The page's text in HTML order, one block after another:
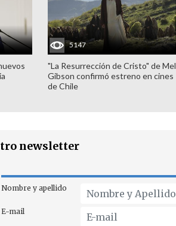
5147
"La Resurrección de Cristo" de Mel
Gibson confirmó estreno en cines
de Chile
newsletter
Nombre y apellido
E-mail